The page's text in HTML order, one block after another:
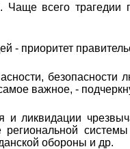
всего трагедии
- приоритет
важное, ­­-
ликвидации
обороны и др.